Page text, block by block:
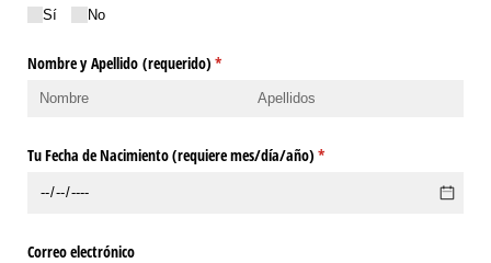
Sí No
Nombre y Apellido (requerido) *
(necesario)
Tu Fecha de Nacimiento (requiere mes/​día/​año) *
(necesario)
Correo electrónico